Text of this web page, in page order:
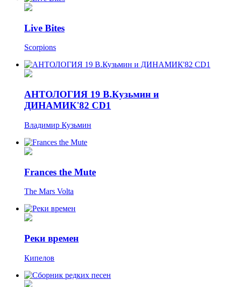
Live Bites
Scorpions
АНТОЛОГИЯ 19 В.Кузьмин и
ДИНАМИК'82 CD1
Владимир Кузьмин
Frances the Mute
The Mars Volta
Реки времен
Кипелов